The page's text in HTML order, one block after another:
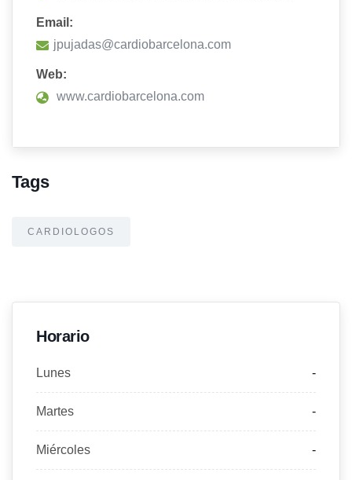
Email:
jpujadas@cardiobarcelona.com
Web:
www.cardiobarcelona.com
Tags
CARDIOLOGOS
Horario
Lunes -
Martes -
Miércoles -